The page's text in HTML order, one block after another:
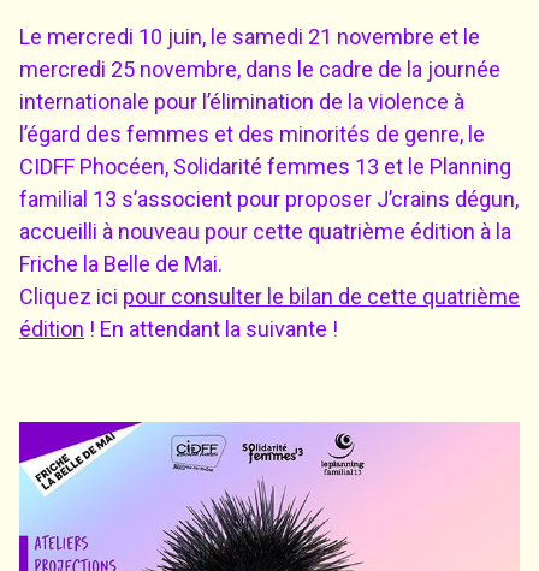
Le mercredi 10 juin, le samedi 21 novembre et le
mercredi 25 novembre, dans le cadre de la journée
internationale pour l’élimination de la violence à
l’égard des femmes et des minorités de genre, le
CIDFF Phocéen, Solidarité femmes 13 et le Planning
familial 13 s’associent pour proposer J’crains dégun,
accueilli à nouveau pour cette quatrième édition à la
Friche la Belle de Mai.
Cliquez ici pour consulter le bilan de cette quatrième
édition ! En attendant la suivante !